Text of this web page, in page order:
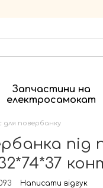
Запчастини на
електросамокат
для повербанку
під
Написати відгук